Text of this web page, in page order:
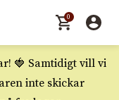
0
🍓 Samtidigt vill vi
inte skickar